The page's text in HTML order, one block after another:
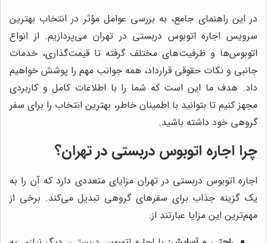
در این راهنمای جامع، به بررسی عوامل مؤثر در انتخاب بهترین
سرویس اجاره اتوبوس دربستی در تهران می‌پردازیم. از انواع
اتوبوس‌ها و ظرفیت‌های مختلف گرفته تا قیمت‌گذاری، خدمات
جانبی و نکات حقوقی قرارداد، همه جوانب مهم را پوشش خواهیم
داد. هدف ما این است که شما را با اطلاعات کامل و کاربردی
مجهز کنیم تا بتوانید با اطمینان خاطر، بهترین انتخاب را برای سفر
گروهی خود داشته باشید.
چرا اجاره اتوبوس دربستی در تهران؟
اجاره اتوبوس دربستی در تهران مزایای متعددی دارد که آن را به
یک گزینه جذاب برای سفرهای گروهی تبدیل می‌کند. برخی از
مهم‌ترین این مزایا عبارتند از: